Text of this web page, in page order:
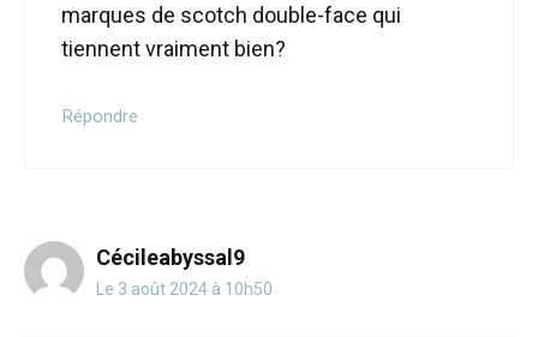
marques de scotch double-face qui
tiennent vraiment bien?
Répondre
Cécileabyssal9
Le 3 août 2024 à 10h50